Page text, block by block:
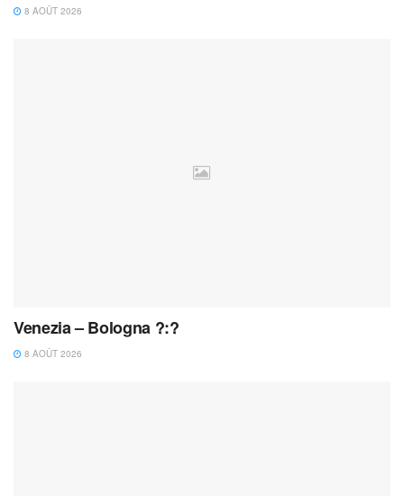
8 AOÛT 2026
Venezia – Bologna ?:?
8 AOÛT 2026